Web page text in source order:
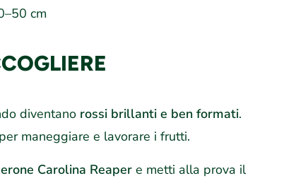
cm
diventano rossi brillanti e ben formati.
maneggiare e lavorare i frutti.
Carolina Reaper e metti alla prova il